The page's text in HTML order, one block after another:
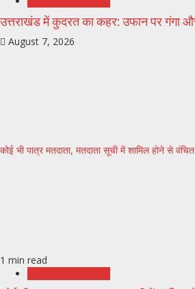
उत्तराखंड में कुदरत का कहर: उफान पर गंगा
August 7, 2026
कोई भी पात्र मतदाता, मतदाता सूची में शामिल होने से
1 min read